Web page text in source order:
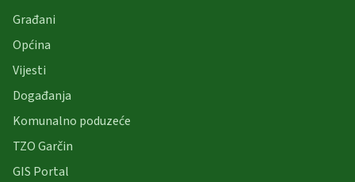
Građani
Općina
Vijesti
Događanja
Komunalno poduzeće
TZO Garčin
GIS Portal